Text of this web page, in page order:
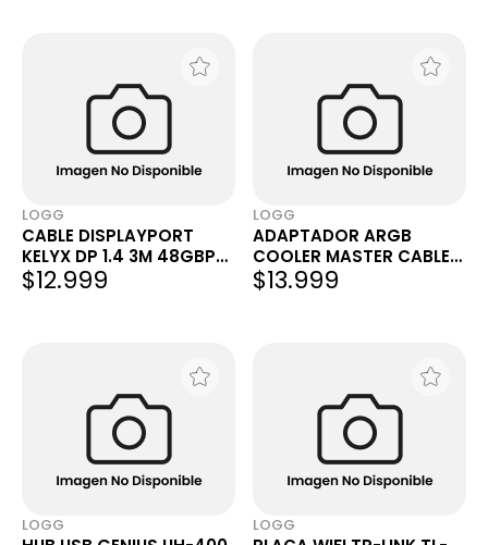
LOGG
CABLE DISPLAYPORT
KELYX DP 1.4 3M 48GBPS
HDR 8K 60HZ / 4K 120HZ /
2K 240HZ
$12.999
LOGG
ADAPTADOR ARGB
COOLER MASTER CABLE
DIVISOR DE 1 A 5 ARGB
SPLITTER
$13.999
LOGG LOGG